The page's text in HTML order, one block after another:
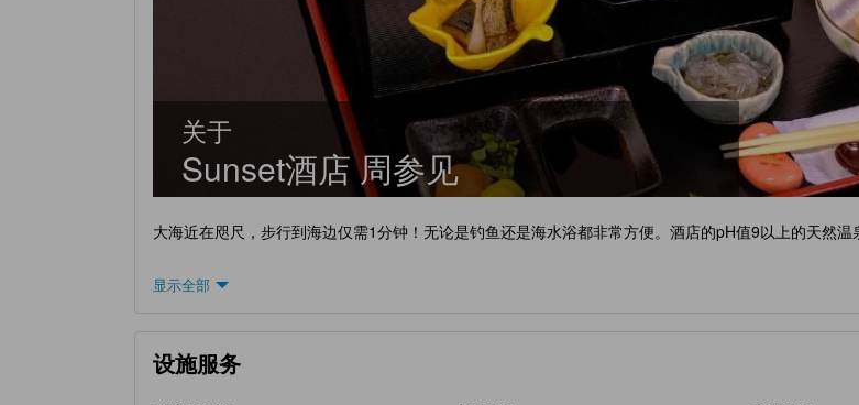
关于
Sunset酒店 周参见
大海近在咫尺，步行到海边仅需1分钟！无论是钓鱼还是海水浴都非常方便。酒店的pH值9以上的天然温
显示全部
设施服务